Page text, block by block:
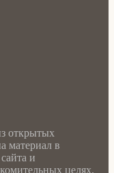
открытых
материал в
и
целях.